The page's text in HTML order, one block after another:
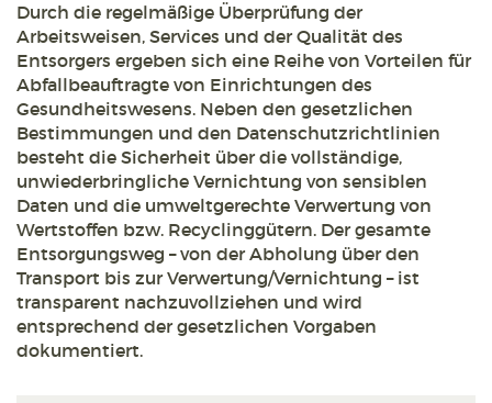
Durch die regelmäßige Überprüfung der
Arbeitsweisen, Services und der Qualität des
Entsorgers ergeben sich eine Reihe von Vorteilen für
Abfallbeauftragte von Einrichtungen des
Gesundheitswesens. Neben den gesetzlichen
Bestimmungen und den Datenschutzrichtlinien
besteht die Sicherheit über die vollständige,
unwiederbringliche Vernichtung von sensiblen
Daten und die umweltgerechte Verwertung von
Wertstoffen bzw. Recyclinggütern. Der gesamte
Entsorgungsweg – von der Abholung über den
Transport bis zur Verwertung/Vernichtung – ist
transparent nachzuvollziehen und wird
entsprechend der gesetzlichen Vorgaben
dokumentiert.